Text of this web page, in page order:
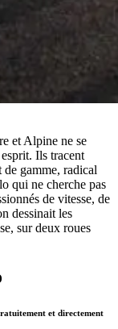
et Alpine ne se
Ils tracent
gamme, radical
qui ne cherche pas
de vitesse, de
dessinait les
sur deux roues
et directement